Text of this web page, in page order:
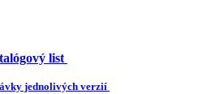
list
jednolivých verzií